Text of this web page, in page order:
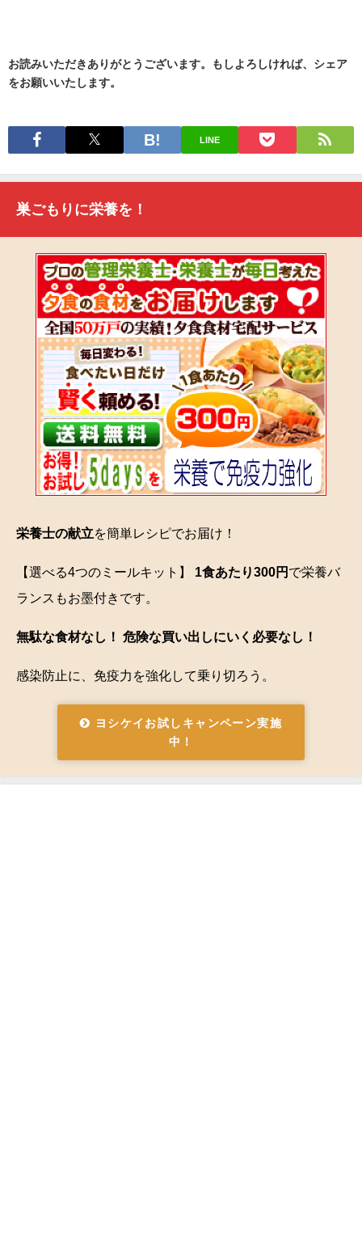
お読みいただきありがとうございます。もしよろしければ、シェア
をお願いいたします。
LINE
巣ごもりに栄養を！
栄養士の献立を簡単レシピでお届け！
【選べる4つのミールキット】 1食あたり300円 で栄養バ
ランスもお墨付きです。
無駄な食材なし！ 危険な買い出しにいく必要なし！
感染防止に、免疫力を強化して乗り切ろう。
ヨシケイお試しキャンペーン実施
中！